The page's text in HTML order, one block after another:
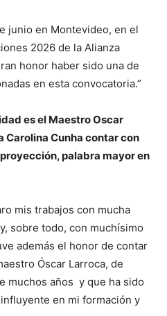
junio en Montevideo, en el
2026 de la Alianza
honor haber sido una de
en esta convocatoria.”
es el Maestro Oscar
Carolina Cunha contar con
palabra mayor en
mis trabajos con mucha
sobre todo, con muchísimo
además el honor de contar
Óscar Larroca, de
muchos años y que ha sido
en mi formación y